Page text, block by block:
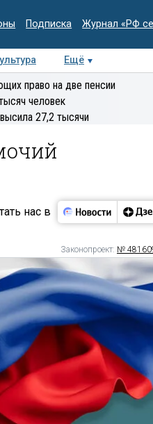
Подписка Журнал «РФ
Ещё
Колумнисты
право на две пенсии
человек
27,2 тысячи
нас в
Законопроект: №